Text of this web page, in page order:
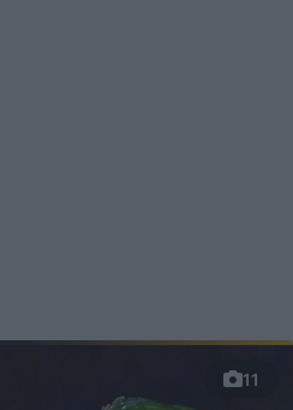
11